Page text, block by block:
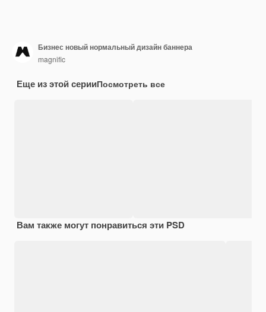
Бизнес новый нормальный дизайн баннера
magnific
Еще из этой серииПосмотреть все
Вам также могут понравиться эти PSD